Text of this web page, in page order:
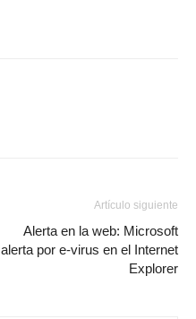
Artículo siguiente
Alerta en la web: Microsoft
alerta por e-virus en el Internet
Explorer